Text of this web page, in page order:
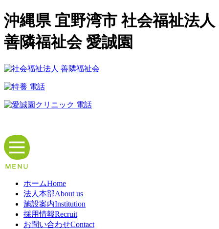
沖縄県 宜野湾市 社会福祉法人
善隣福祉会 愛誠園
ホームHome
法人本部About us
施設案内Institution
採用情報Recruit
お問い合わせContact